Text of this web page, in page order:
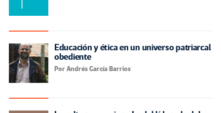
Educación y ética en un universo patriarcal
obediente
Por Andrés García Barrios